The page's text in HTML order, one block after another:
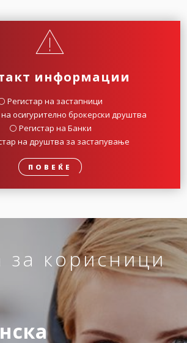
информации
Регистар на застапници
на осигурително брокерски друштва
⚪️ Регистар на Банки
на друштва за застапување
ПОВЕЌЕ
за корисници